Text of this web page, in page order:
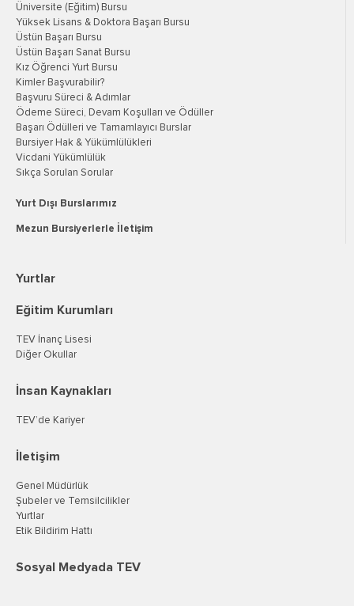
Üniversite (Eğitim) Bursu
Yüksek Lisans & Doktora Başarı Bursu
Üstün Başarı Bursu
Üstün Başarı Sanat Bursu
Kız Öğrenci Yurt Bursu
Kimler Başvurabilir?
Başvuru Süreci & Adımlar
Ödeme Süreci, Devam Koşulları ve Ödüller
Başarı Ödülleri ve Tamamlayıcı Burslar
Bursiyer Hak & Yükümlülükleri
Vicdani Yükümlülük
Sıkça Sorulan Sorular
Yurt Dışı Burslarımız
Mezun Bursiyerlerle İletişim
Yurtlar
Eğitim Kurumları
TEV İnanç Lisesi
Diğer Okullar
İnsan Kaynakları
TEV’de Kariyer
İletişim
Genel Müdürlük
Şubeler ve Temsilcilikler
Yurtlar
Etik Bildirim Hattı
Sosyal Medyada TEV